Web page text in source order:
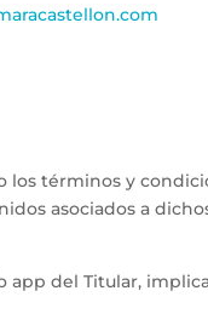
términos y
asociados a
del Titular,